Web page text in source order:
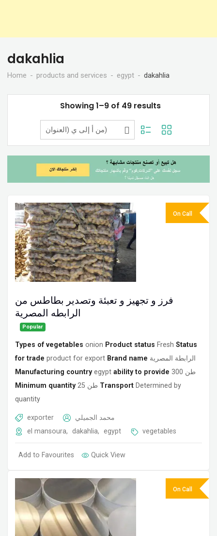
dakahlia
Home products and services egypt dakahlia
Showing 1–9 of 49 results
فرز و تجهيز و تعبئة وتصدير بطاطس من
الرابطه المصرية
Popular
Types of vegetables onion Product status Fresh Status
for trade product for export Brand name الرابطة المصرية
Manufacturing country egypt ability to provide
300 طن
Minimum quantity
25 طن Transport Determined by
quantity
exporter
محمد الجميلي
el mansoura, dakahlia, egypt vegetables
Add to Favourites Quick View
On Call
On Call